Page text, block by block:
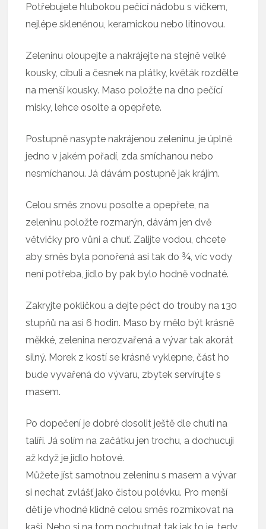
Potřebujete hlubokou pečící nádobu s víčkem,
nejlépe skleněnou, keramickou nebo litinovou.
Zeleninu oloupejte a nakrájejte na stejně velké
kousky, cibuli a česnek na plátky, květák rozdělte
na menší kousky. Maso položte na dno pečící
misky, lehce osolte a opepřete.
Postupně nasypte nakrájenou zeleninu, je úplně
jedno v jakém pořadí, zda smíchanou nebo
nesmíchanou. Já dávám postupně jak krájím.
Celou směs znovu posolte a opepřete, na
zeleninu položte rozmarýn, dávám jen dvě
větvičky pro vůni a chuť. Zalijte vodou, chcete
aby směs byla ponořená asi tak do ¾, víc vody
není potřeba, jídlo by pak bylo hodně vodnaté.
Zakryjte pokličkou a dejte péct do trouby na 130
stupňů na asi 6 hodin. Maso by mělo být krásně
měkké, zelenina nerozvařená a vývar tak akorát
silný. Morek z kostí se krásně vyklepne, část ho
bude vyvařená do vývaru, zbytek servírujte s
masem.
Po dopečení je dobré dosolit ještě dle chuti na
talíři. Já solím na začátku jen trochu, a dochucuji
až když je jídlo hotové.
Můžete jíst samotnou zeleninu s masem a vývar
si nechat zvlášť jako čistou polévku. Pro menší
děti je vhodné klidně celou směs rozmixovat na
kaši. Nebo si na tom pochutnat tak jak to je, tedy